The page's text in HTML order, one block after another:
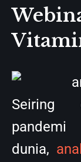
Seiring
dunia,